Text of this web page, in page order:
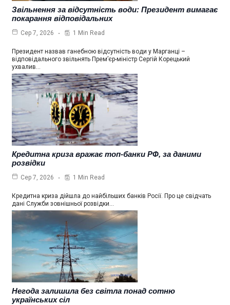
Звільнення за відсутність води: Президент вимагає
покарання відповідальних
Сер 7, 2026 1 Min Read
Президент назвав ганебною відсутність води у Марганці –
відповідального звільнять Прем’єр-міністр Сергій Корецький
ухвалив…
Кредитна криза вражає топ-банки РФ, за даними
розвідки
Сер 7, 2026 1 Min Read
Кредитна криза дійшла до найбільших банків Росії. Про це свідчать
дані Служби зовнішньої розвідки…
Негода залишила без світла понад сотню
українських сіл